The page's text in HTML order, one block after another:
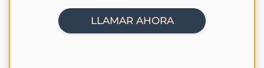
LLAMAR AHORA